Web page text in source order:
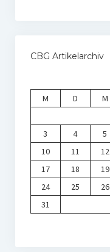
CBG Artikelarchiv
M
D M
3
4 5
10
11 12
17
18 19
24
25 26
31